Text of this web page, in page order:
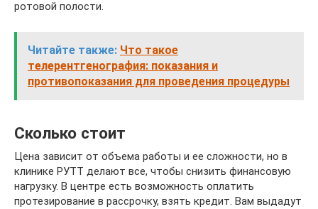
ротовой полости.
Читайте также: Что такое
телерентгенография: показания и
противопоказания для проведения процедуры
Сколько стоит
Цена зависит от объема работы и ее сложности, но в
клинике РУТТ делают все, чтобы снизить финансовую
нагрузку. В центре есть возможность оплатить
протезирование в рассрочку, взять кредит. Вам выдадут